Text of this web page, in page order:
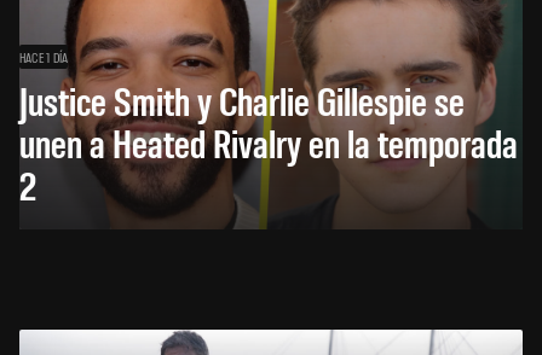
HACE 1 DÍA
Justice Smith y Charlie Gillespie se
unen a Heated Rivalry en la temporada
2